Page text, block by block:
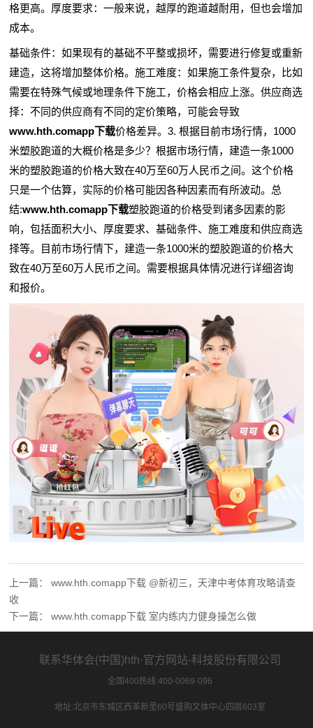
格更高。厚度要求：一般来说，越厚的跑道越耐用，但也会增加
成本。
基础条件：如果现有的基础不平整或损坏，需要进行修复或重新
建造，这将增加整体价格。施工难度：如果施工条件复杂，比如
需要在特殊气候或地理条件下施工，价格会相应上涨。供应商选
择：不同的供应商有不同的定价策略，可能会导致
www.hth.comapp下载价格差异。3. 根据目前市场行情，1000
米塑胶跑道的大概价格是多少？根据市场行情，建造一条1000
米的塑胶跑道的价格大致在40万至60万人民币之间。这个价格
只是一个估算，实际的价格可能因各种因素而有所波动。总
结:www.hth.comapp下载塑胶跑道的价格受到诸多因素的影
响，包括面积大小、厚度要求、基础条件、施工难度和供应商选
择等。目前市场行情下，建造一条1000米的塑胶跑道的价格大
致在40万至60万人民币之间。需要根据具体情况进行详细咨询
和报价。
上一篇：www.hth.comapp下载 @新初三，天津中考体育攻略请查
收
下一篇：www.hth.comapp下载 室内练内力健身操怎么做
联系华体会(中国)hth·官方网站-科技股份有限公司
全国400热线:400-0069-096
地址:北京市东城区西革新里60号盛购文体中心四层603室